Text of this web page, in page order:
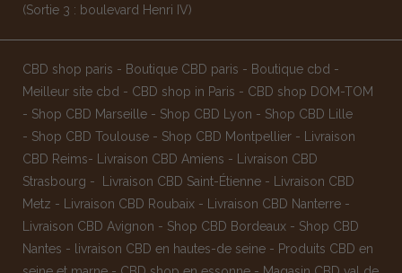
(Sortie 3 : boulevard Henri IV)
CBD shop paris - Boutique CBD paris - Boutique cbd -
Meilleur site cbd - CBD shop in Paris - CBD shop DOM-TOM
- Shop CBD Marseille - Shop CBD Lyon - Shop CBD Lille
- Shop CBD Toulouse - Shop CBD Montpellier - Livraison
CBD Reims- Livraison CBD Amiens - Livraison CBD
Strasbourg - Livraison CBD Saint-Étienne - Livraison CBD
Metz - Livraison CBD Roubaix - Livraison CBD Nanterre -
Livraison CBD Avignon - Shop CBD Bordeaux - Shop CBD
Nantes - livraison CBD en hautes-de seine - Produits CBD en